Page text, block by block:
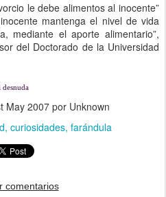
le debe alimentos al inocente”
mantenga el nivel de vida
mediante el aporte alimentario”,
del Doctorado de la Universidad
desnuda
May 2007por Unknown
curiosidades farándula
comentarios